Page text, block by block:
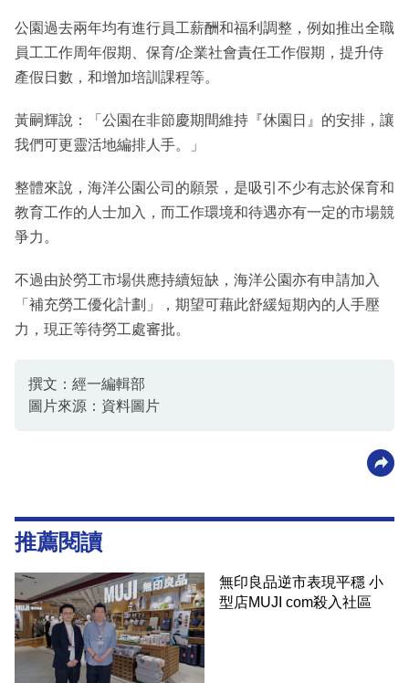
公園過去兩年均有進行員工薪酬和福利調整，例如推出全職
員工工作周年假期、保育/企業社會責任工作假期，提升侍
產假日數，和增加培訓課程等。
黃嗣輝說：「公園在非節慶期間維持『休園日』的安排，讓
我們可更靈活地編排人手。」
整體來說，海洋公園公司的願景，是吸引不少有志於保育和
教育工作的人士加入，而工作環境和待遇亦有一定的市場競
爭力。
不過由於勞工市場供應持續短缺，海洋公園亦有申請加入
「補充勞工優化計劃」，期望可藉此舒緩短期內的人手壓
力，現正等待勞工處審批。
撰文：經一編輯部
圖片來源：資料圖片
推薦閱讀
無印良品逆市表現平穩 小
型店MUJI com殺入社區